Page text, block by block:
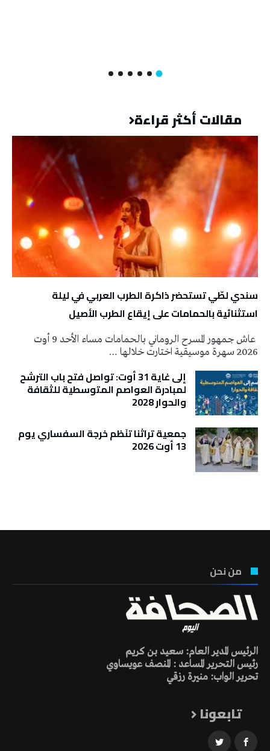
مقالات أكثر قراءة
سندي لطّي تستحضر ذاكرة الطرب العربي في ليلة
استثنائية بالحمامات على إيقاع الطرب الأصيل
عاش جمهور المسرح الروماني بالحمامات مساء الأحد 9 أوت
2026 سهرة موسيقية اختارت خلالها …
إلى غاية 31 أوت: تواصل فتح باب الترشح
لمبادرة العواصم المتوسطية للثقافة
والحوار 2028
جمعية تراثنا تنَظم خرجة السفساري يوم
13 أوت 2026
من نحن
الرئيس المدير العام: سعيد بن كريم
رئيس التحرير المساعد : المنصف عويساوي
تحرير الواب: منيرة رزقي
تابعونا